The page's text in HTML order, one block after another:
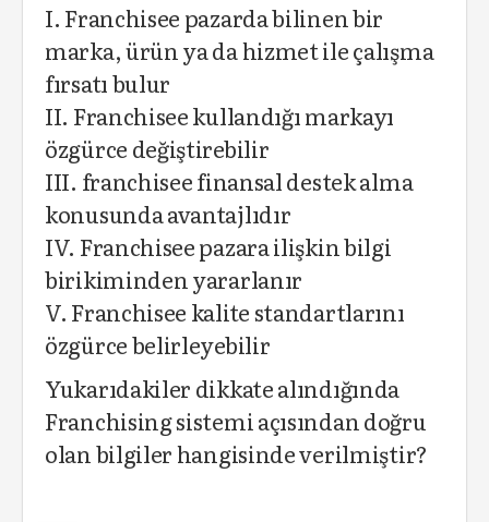
I. Franchisee pazarda bilinen bir
marka, ürün ya da hizmet ile çalışma
fırsatı bulur
II. Franchisee kullandığı markayı
özgürce değiştirebilir
III. franchisee finansal destek alma
konusunda avantajlıdır
IV. Franchisee pazara ilişkin bilgi
birikiminden yararlanır
V. Franchisee kalite standartlarını
özgürce belirleyebilir
Yukarıdakiler dikkate alındığında
Franchising sistemi açısından doğru
olan bilgiler hangisinde verilmiştir?